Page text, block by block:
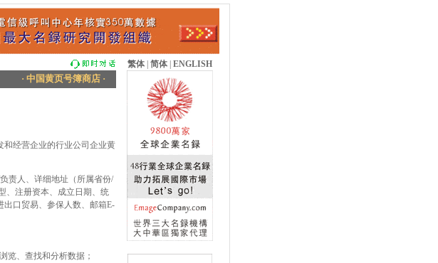
繁体 简体 ENGLISH
· 中国黄页号簿商店 ·
和经营企业的行业公司企业黄
责人、详细地址（所属省份/
、注册资本、成立日期、统
口贸易、参保人数、邮箱E-
览、查找和分析数据；